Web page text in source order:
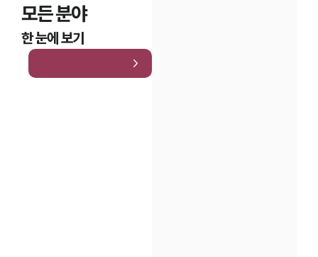
모든 분야
한 눈에 보기